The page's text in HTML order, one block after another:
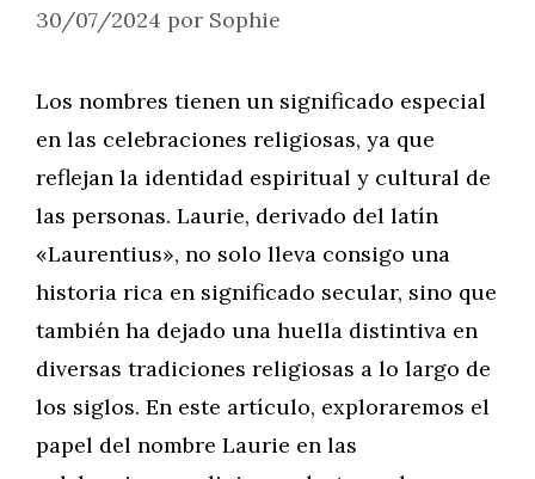
30/07/2024 por Sophie
Los nombres tienen un significado especial
en las celebraciones religiosas, ya que
reflejan la identidad espiritual y cultural de
las personas. Laurie, derivado del latín
«Laurentius», no solo lleva consigo una
historia rica en significado secular, sino que
también ha dejado una huella distintiva en
diversas tradiciones religiosas a lo largo de
los siglos. En este artículo, exploraremos el
papel del nombre Laurie en las